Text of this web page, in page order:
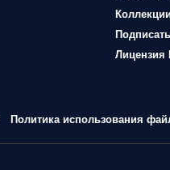
Лицензия
Политика использования